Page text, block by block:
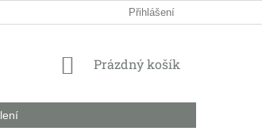
PODMÍNKY OCHRANY OSOBNÍCH ÚDAJŮ
Přihlášení
NÁKUPNÍ
Prázdný košík